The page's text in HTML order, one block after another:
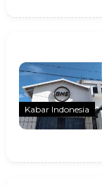
Kabar Indonesia